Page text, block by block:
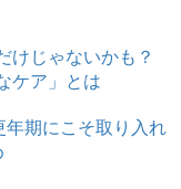
けじゃないかも？
ケア」とは
年期にこそ取り入れ